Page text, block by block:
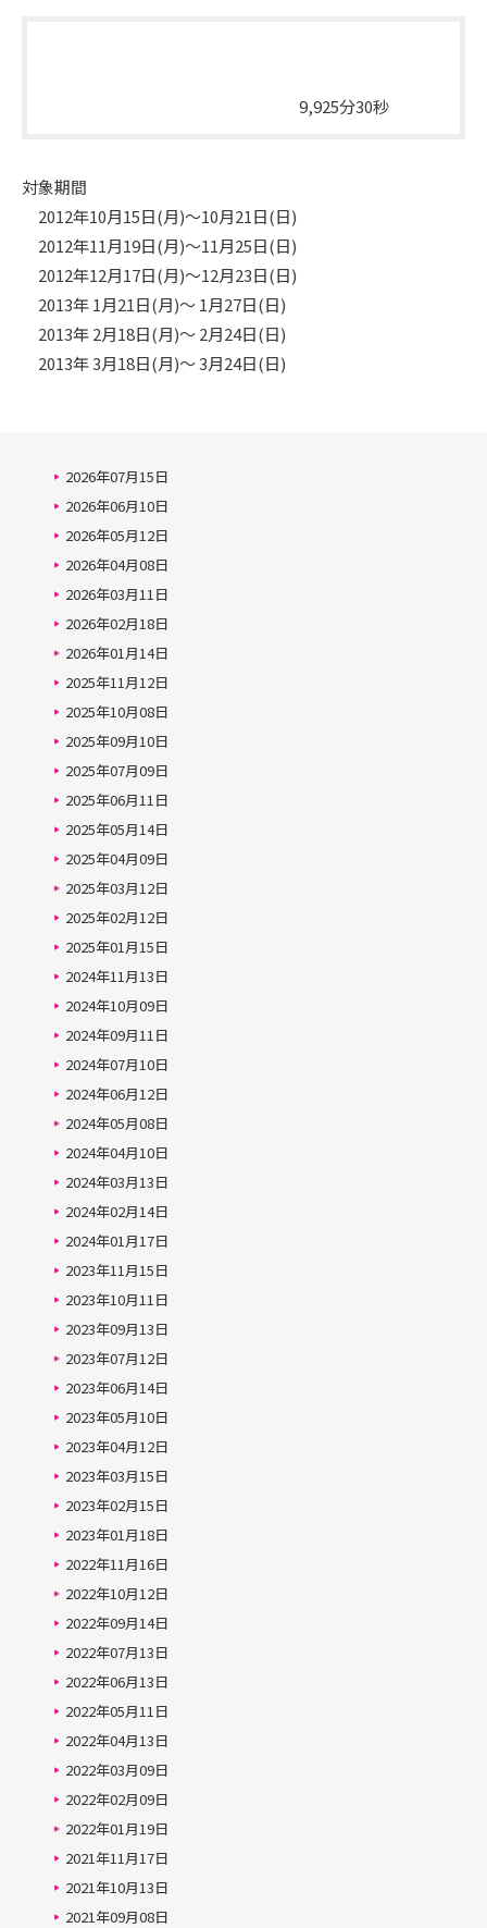
9,925分30秒
対象期間
2012年10月15日(月)～10月21日(日)
2012年11月19日(月)～11月25日(日)
2012年12月17日(月)～12月23日(日)
2013年 1月21日(月)～ 1月27日(日)
2013年 2月18日(月)～ 2月24日(日)
2013年 3月18日(月)～ 3月24日(日)
2026年07月15日
2026年06月10日
2026年05月12日
2026年04月08日
2026年03月11日
2026年02月18日
2026年01月14日
2025年11月12日
2025年10月08日
2025年09月10日
2025年07月09日
2025年06月11日
2025年05月14日
2025年04月09日
2025年03月12日
2025年02月12日
2025年01月15日
2024年11月13日
2024年10月09日
2024年09月11日
2024年07月10日
2024年06月12日
2024年05月08日
2024年04月10日
2024年03月13日
2024年02月14日
2024年01月17日
2023年11月15日
2023年10月11日
2023年09月13日
2023年07月12日
2023年06月14日
2023年05月10日
2023年04月12日
2023年03月15日
2023年02月15日
2023年01月18日
2022年11月16日
2022年10月12日
2022年09月14日
2022年07月13日
2022年06月13日
2022年05月11日
2022年04月13日
2022年03月09日
2022年02月09日
2022年01月19日
2021年11月17日
2021年10月13日
2021年09月08日